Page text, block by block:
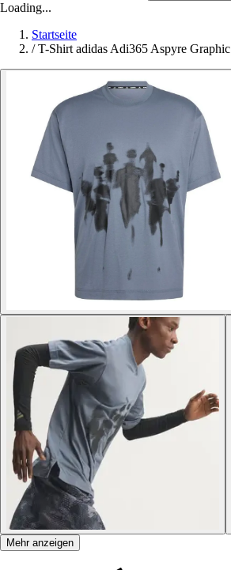
Loading...
Startseite
/ T-Shirt adidas Adi365 Aspyre Graphic
Mehr anzeigen